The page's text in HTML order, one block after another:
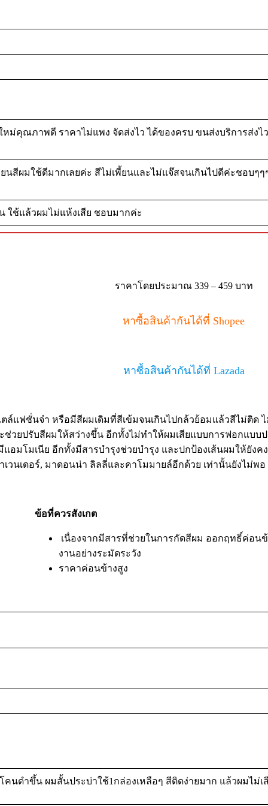
หม่คุณภาพดี ราคาไม่แพง จัดส่งไว ได้ของครบ ขนส่งบริการส่งไ
ยนสีผมใช้ดีมากเลยค่ะ สีไม่เพี้ยนและไม่แจ๊สจนเกินไปดีค่ะชอบๆ
ใช้แล้วผมไม่แห้งเสีย ชอบมากค่ะ
ราคาโดยประมาณ 339 – 459 บาท
หาซื้อสินค้ากันได้ที่ Shopee
หาซื้อสินค้ากันได้ที่ Lazada
แฟชั่นจ๋า หรือมีสีผมเดิมที่สีเข้มจนเกินไปกล้วย้อมแล้วสีไม่ติด
ช่วยปรับสีผมให้สว่างขึ้น อีกทั้งไม่ทำให้ผมเสียแบบการฟอกแบ
อมโมเนีย อีกทั้งมีสารบำรุงช่วยบำรุง และปกป้องเส้นผมให้ยัง
นเดอร์, มาดอนน่า ลิลลี่และคาโมมายล์อีกด้วย เท่านั้นยังไม่พอ
ข้อที่ควรสังเกต
เนื่องจากมีสารที่ช่วยในการกัดสีผม ออกฤทธิ์ค่อน
งานอย่างระมัดระวัง
ราคาค่อนข้างสูง
นดำขึ้น ผมสั้นประบ่าใช้1กล่องเหลือๆ สีติดง่ายมาก แล้วผมไม่เ